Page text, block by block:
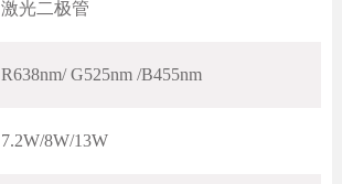
激光二极管
R638nm/ G525nm /B455nm
7.2W/8W/13W